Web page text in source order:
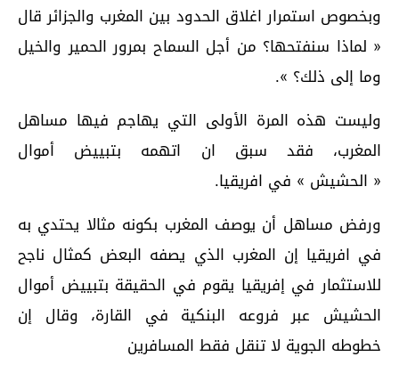
وبخصوص استمرار اغلاق الحدود بين المغرب والجزائر قال
« لماذا سنفتحها؟ من أجل السماح بمرور الحمير والخيل
وما إلى ذلك؟ ».
وليست هذه المرة الأولى التي يهاجم فيها مساهل
المغرب، فقد سبق ان اتهمه بتبييض أموال
« الحشيش » في افريقيا.
ورفض مساهل أن يوصف المغرب بكونه مثالا يحتدي به
في افريقيا إن المغرب الذي يصفه البعض كمثال ناجح
للاستثمار في إفريقيا يقوم في الحقيقة بتبييض أموال
الحشيش عبر فروعه البنكية في القارة، وقال إن
خطوطه الجوية لا تنقل فقط المسافرين